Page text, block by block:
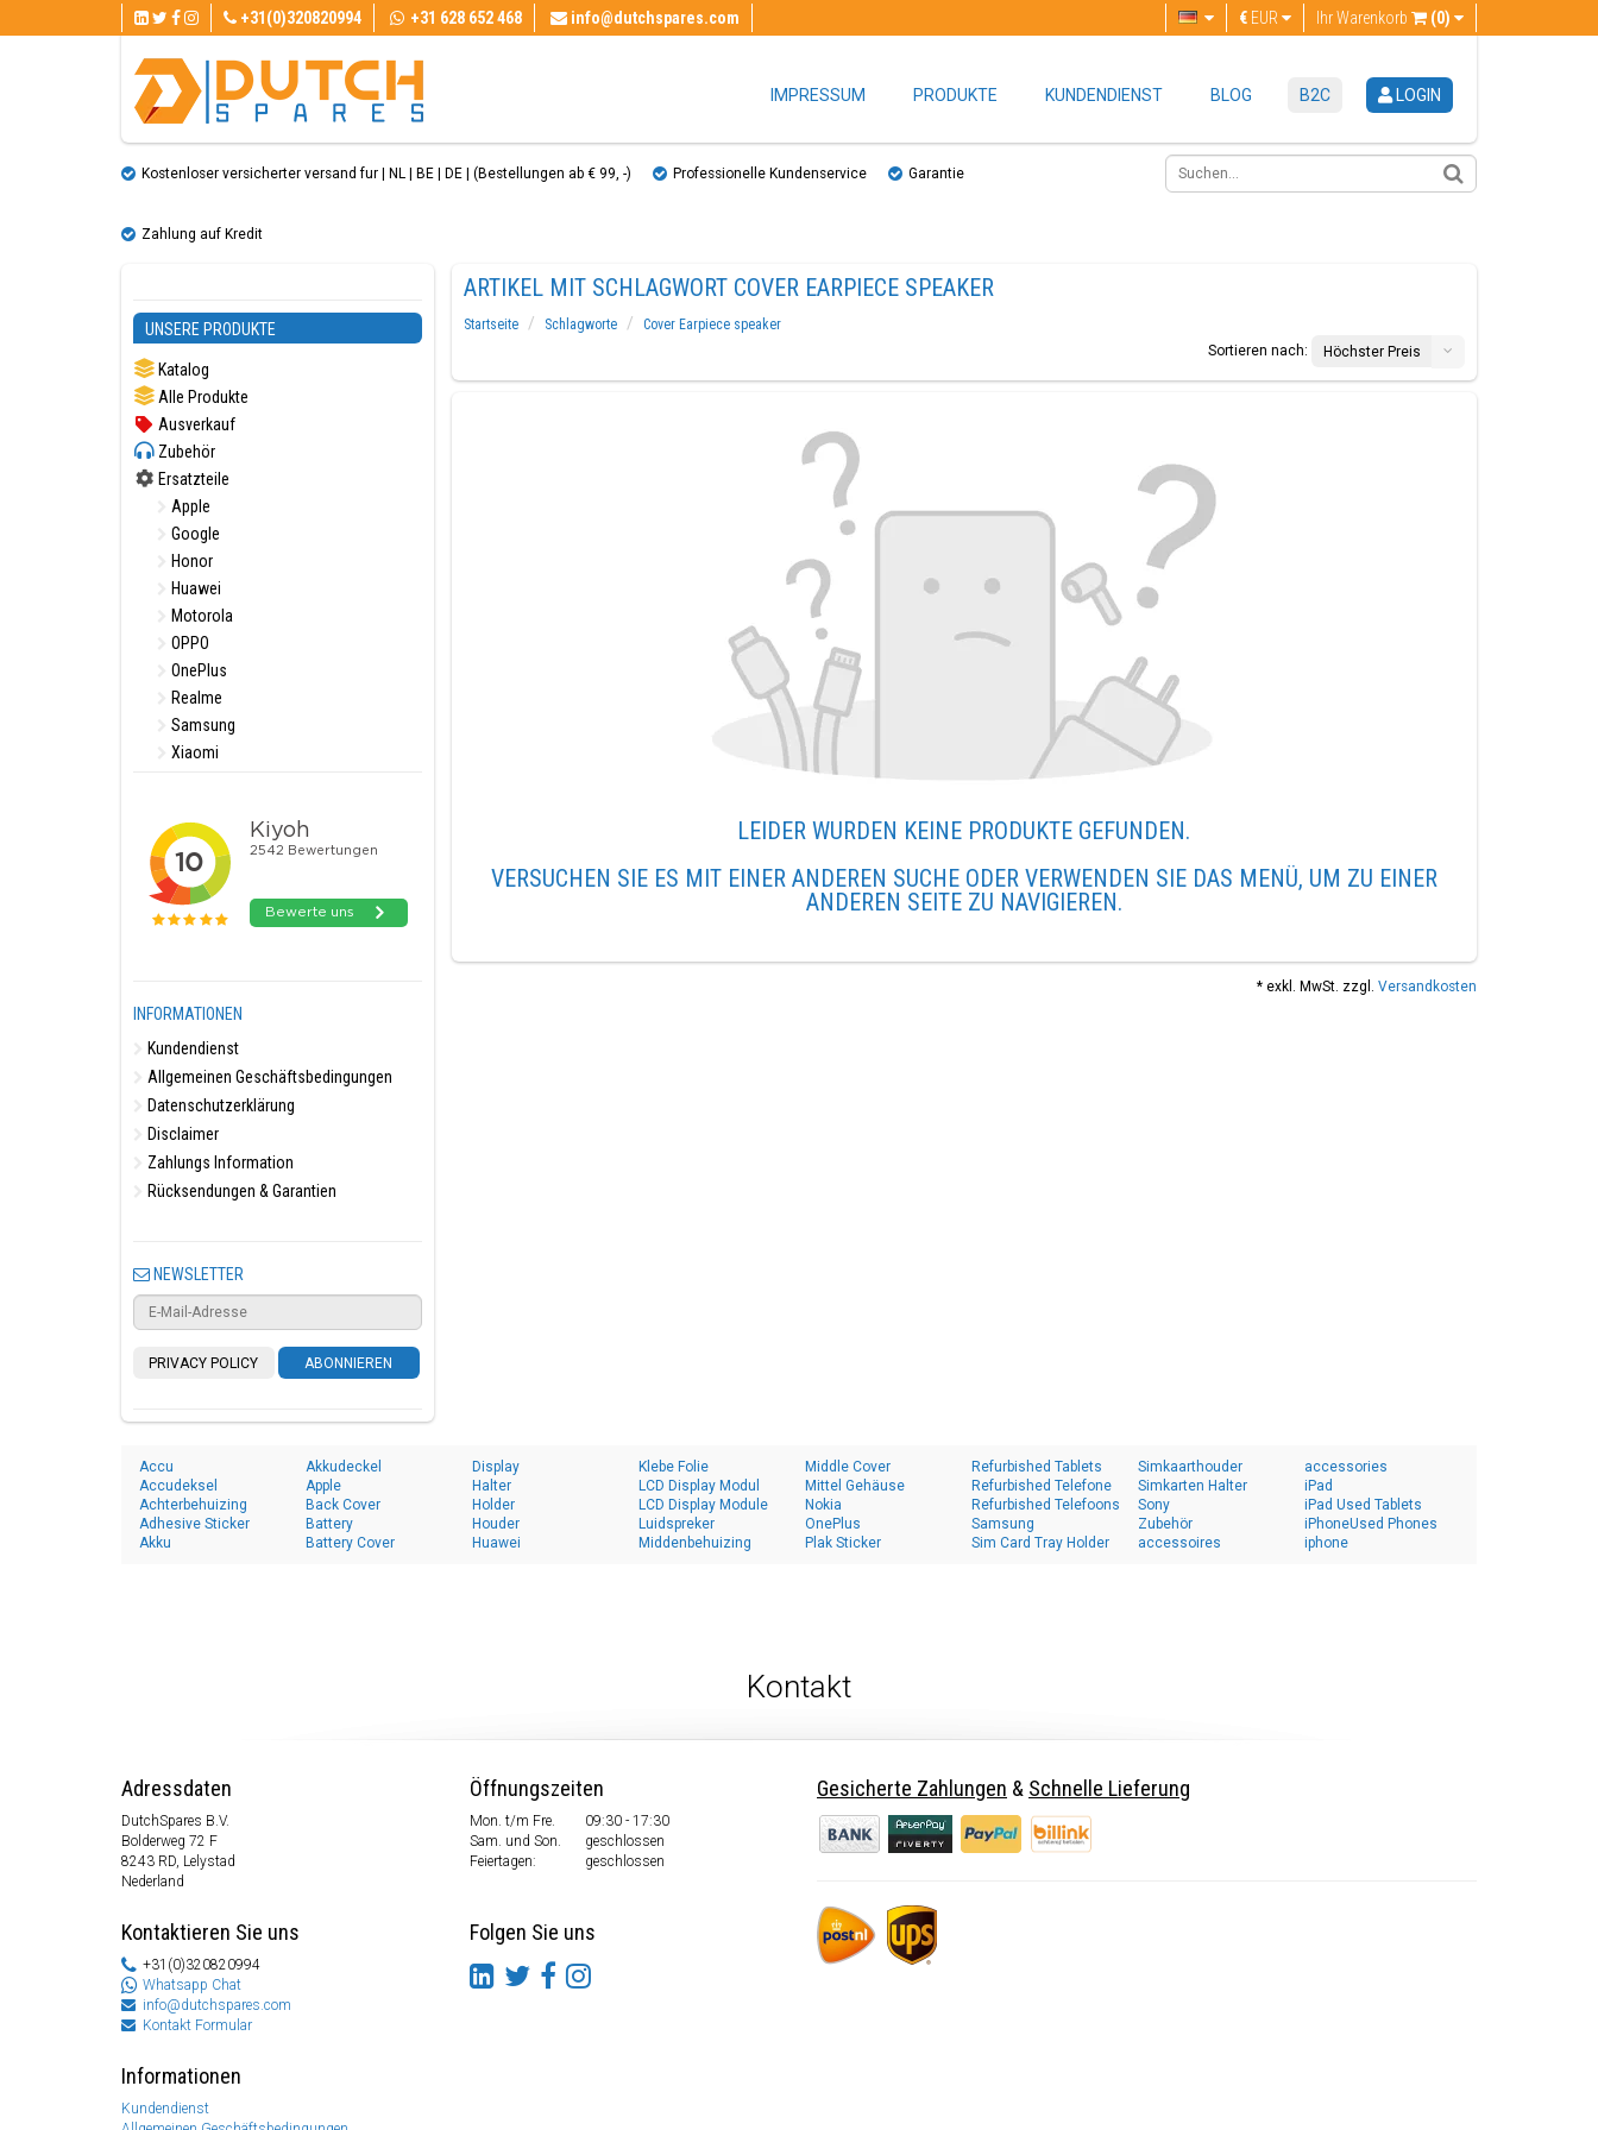
+31(0)320820994 +31 628 652 468 info@dutchspares.com Ihr Warenkorb (0)
€ EUR
IMPRESSUM PRODUKTE KUNDENDIENST BLOG B2C LOGIN
Kostenloser versicherter versand fur | NL | BE | DE | (Bestellungen ab € 99, ​​-) Professionelle Kundenservice Garantie
Zahlung auf Kredit
UNSERE PRODUKTE
Katalog
Alle Produkte
Ausverkauf
Zubehör
Ersatzteile
Apple
Google
Honor
Huawei
Motorola
OPPO
OnePlus
Realme
Samsung
Xiaomi
INFORMATIONEN
Kundendienst
Allgemeinen Geschäftsbedingungen
Datenschutzerklärung
Disclaimer
Zahlungs Information
Rücksendungen & Garantien
NEWSLETTER
PRIVACY POLICY ABONNIEREN
ARTIKEL MIT SCHLAGWORT COVER EARPIECE SPEAKER
Startseite Schlagworte
Cover Earpiece speaker
Sortieren nach:
Höchster Preis
LEIDER WURDEN KEINE PRODUKTE GEFUNDEN.
VERSUCHEN SIE ES MIT EINER ANDEREN SUCHE ODER VERWENDEN SIE DAS MENÜ, UM ZU EINER
ANDEREN SEITE ZU NAVIGIEREN.
* exkl. MwSt. zzgl. Versandkosten
Accu
Accudeksel
Achterbehuizing
Adhesive Sticker
Akku
Akkudeckel
Apple
Back Cover
Battery
Battery Cover
Display
Halter
Holder
Houder
Huawei
Klebe Folie
LCD Display Modul
LCD Display Module
Luidspreker
Middenbehuizing
Middle Cover
Mittel Gehäuse
Nokia
OnePlus
Plak Sticker
Refurbished Tablets
Refurbished Telefone
Refurbished Telefoons
Samsung
Sim Card Tray Holder
Simkaarthouder
Simkarten Halter
Sony
Zubehör
accessoires
accessories
iPad
iPad Used Tablets
iPhoneUsed Phones
iphone
Kontakt
Adressdaten
DutchSpares B.V.
Bolderweg 72 F
8243 RD, Lelystad
Nederland
Kontaktieren Sie uns
+31(0)320820994
Whatsapp Chat
info@dutchspares.com
Kontakt Formular
Informationen
Kundendienst
Öffnungszeiten
Mon. t/m Fre.
09:30 - 17:30
Sam. und Son.
geschlossen
Feiertagen:
geschlossen
Folgen Sie uns
Gesicherte Zahlungen & Schnelle Lieferung